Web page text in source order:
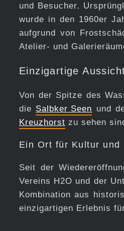
und Besucher.
wurde in den 1960er
aufgrund von
Atelier- und
Einzigartige
Von der Spitze des
die Salbker Seen und
Kreuzhorst zu sehen
Ein Ort für Kultur und
Seit der
Vereins H2O und der
Kombination aus
einzigartigen Erlebnis